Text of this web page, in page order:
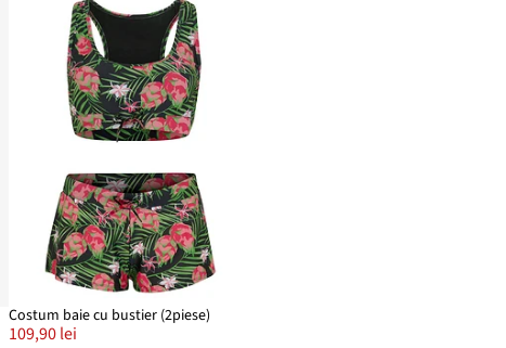
Costum baie cu bustier (2piese)
109,90 lei